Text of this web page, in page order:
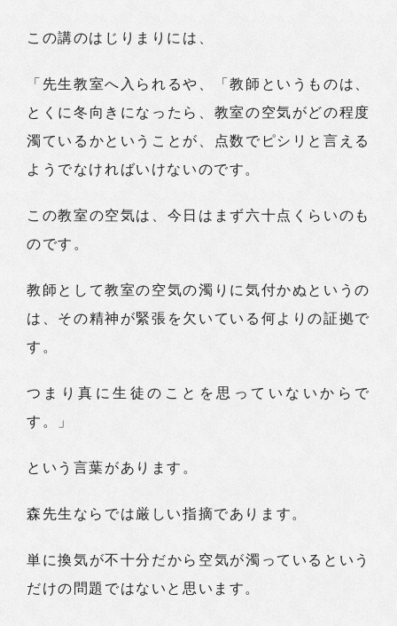
この講のはじりまりには、
「先生教室へ入られるや、「教師というものは、
とくに冬向きになったら、教室の空気がどの程度
濁ているかということが、点数でピシリと言える
ようでなければいけないのです。
この教室の空気は、今日はまず六十点くらいのも
のです。
教師として教室の空気の濁りに気付かぬというの
は、その精神が緊張を欠いている何よりの証拠で
す。
つまり真に生徒のことを思っていないからで
す。」
という言葉があります。
森先生ならでは厳しい指摘であります。
単に換気が不十分だから空気が濁っているという
だけの問題ではないと思います。